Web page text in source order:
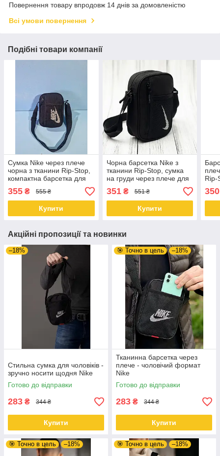
Повернення товару впродовж 14 днів за домовленістю
Всі умови повернення
Подібні товари компанії
Сумка Nike через плече
чорна з тканини Rip-Stop,
компактна барсетка для
телефону, документів та
щоденного використання
355 ₴ 555 ₴
Купити
Чорна барсетка Nike з
тканини Rip-Stop, сумка
на груди через плече для
телефону, документів і
ключів
351₴ 551 ₴
Купити
Rip-
350
Акційні пропозиції та новинки
–18%
Стильна сумка для чоловіків -
зручно носити щодня Nike
Готово до відправки
283 ₴ 344 ₴
Купити
🎯 Точно в цель –18%
Тканинна барсетка через
плече - чоловічий формат
Nike
Готово до відправки
283 ₴ 344 ₴
Купити
🎯 Точно в цель –18% 🎯 Точно в цель –18%